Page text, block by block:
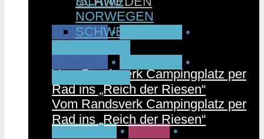
CAMPEN •
•
Vom Randsverk Campingplatz per
Rad ins „Reich der Riesen“
FINNLAND • MUSIK •
NORWEGEN
SCHWEDEN
•
•
Vom Randsverk Campingplatz per
Rad ins „Reich der Riesen“